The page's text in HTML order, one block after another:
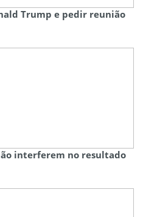
Trump e pedir reunião
interferem no resultado